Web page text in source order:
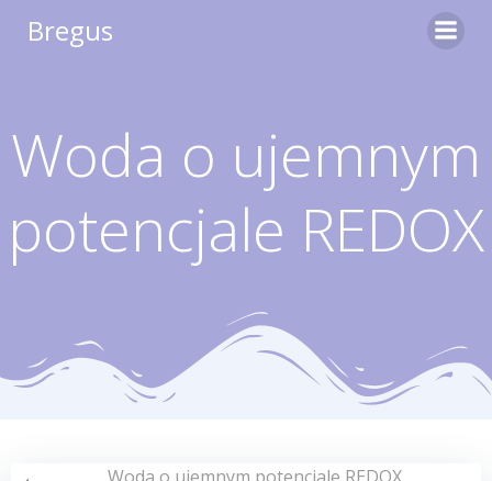
Bregus
Woda o ujemnym
potencjale REDOX